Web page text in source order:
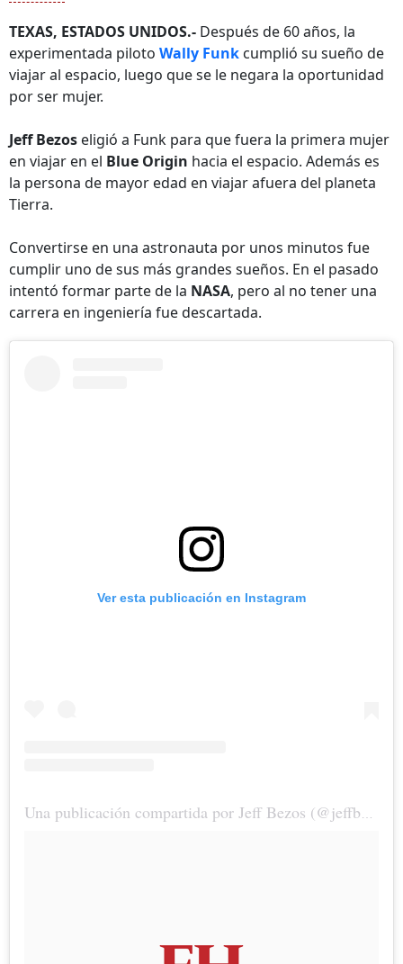
TEXAS, ESTADOS UNIDOS.- Después de 60 años, la
experimentada piloto Wally Funk cumplió su sueño de
viajar al espacio, luego que se le negara la oportunidad
por ser mujer.
Jeff Bezos eligió a Funk para que fuera la primera mujer
en viajar en el Blue Origin hacia el espacio. Además es
la persona de mayor edad en viajar afuera del planeta
Tierra.
Convertirse en una astronauta por unos minutos fue
cumplir uno de sus más grandes sueños. En el pasado
intentó formar parte de la NASA, pero al no tener una
carrera en ingeniería fue descartada.
Ver esta publicación en Instagram